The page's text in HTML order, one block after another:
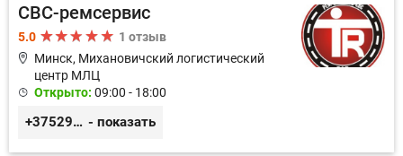
СВС-ремсервис
5.0
1 отзыв
Минск, Михановичский логистический
центр МЛЦ
Открыто: 09:00 - 18:00
+375296233505 - показать